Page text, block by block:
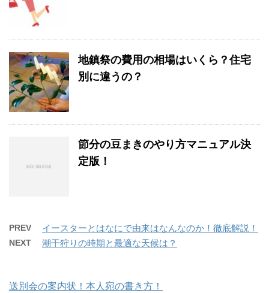
地鎮祭の費用の相場はいくら？住宅
別に違うの？
節分の豆まきのやり方マニュアル決
定版！
PREV イースターとはなにで由来はなんなのか！徹底解説！
NEXT 潮干狩りの時期と最適な天候は？
送別会の案内状！本人宛の書き方！